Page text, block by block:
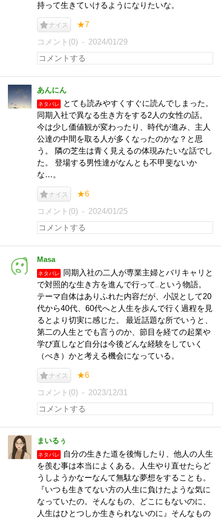
持って生きていけるようになりたいな。
ナイス ★7
コメント(0) 2024/01/29
あんにん
ネタバレ
とても読みやすくすぐに読んでしまった。
同期入社で異なる生き方をする2人の女性の話。
今は少し価値観が変わったり、時代が進み、主人
公達の中間を取る人が多くなったのかな？と思
う。 隣の芝生は青く見えるの体現みたいな話でし
た。 登場する男性達がなんとも不甲斐ないか
な…。
ナイス ★6
コメント(0) 2024/01/25
Masa
ネタバレ
同期入社の二人が専業主婦とバリキャリと
で対照的な生き方を進んで行って‥という物語。
テーマ自体はありふれた内容だが、小説として20
代から40代、60代へと人生を歩んで行く過程を見
るとより切実に感じた。 最近話題な所でいうと、
第二の人生とでも言うのか、節目を経ての起業や
学び直しなど自分は今後どんな経験をしていく
（べき）かと考える機会になっている。
ナイス ★6
コメント(0) 2023/12/31
まいるぅ
ネタバレ
自分の生きた道を後悔したり、他人の人生
を羨む事は本当によくある。人生やり直せたらど
うしようかなーなんて無駄な夢想をすることも。
『いつも生きてない方の人生に負けたような気に
なっていたの。そんなもの、どこにもないのに、
人生はひとつしか生きられないのに』そんなもの